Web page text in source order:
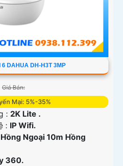
6 DAHUA DH-H3T 3MP
Giá Bán:
Mại: 5%-35%
: 2K Lite .
: IP Wifi.
Hồng Ngoại 10m Hồng
360.